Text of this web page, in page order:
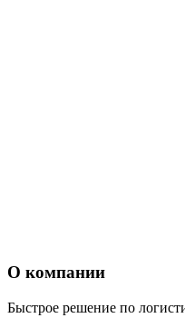
О компании
Быстрое решение по